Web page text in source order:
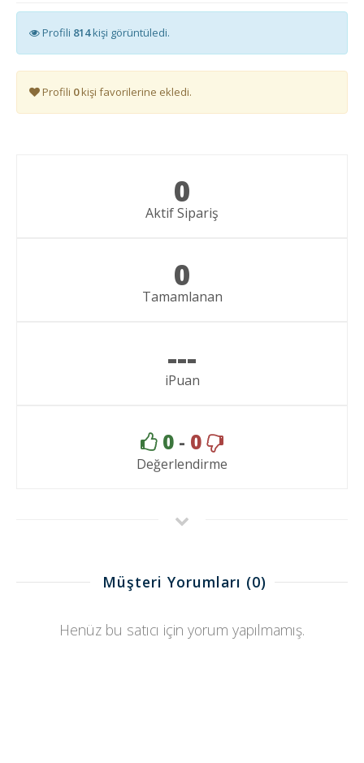
Profili 814kişi görüntüledi.
Profili 0kişi favorilerine ekledi.
0
Aktif Sipariş
0
Tamamlanan
---
iPuan
0 - 0
Değerlendirme
Müşteri Yorumları (0)
Henüz bu satıcı için yorum yapılmamış.